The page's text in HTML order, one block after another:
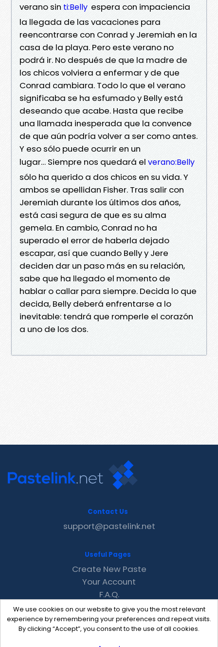
verano sin ti:Belly espera con impaciencia
la llegada de las vacaciones para
reencontrarse con Conrad y Jeremiah en la
casa de la playa. Pero este verano no
podrá ir. No después de que la madre de
los chicos volviera a enfermar y de que
Conrad cambiara. Todo lo que el verano
significaba se ha esfumado y Belly está
deseando que acabe. Hasta que recibe
una llamada inesperada que la convence
de que aún podría volver a ser como antes.
Y eso sólo puede ocurrir en un
lugar… Siempre nos quedará el verano:Belly
sólo ha querido a dos chicos en su vida. Y
ambos se apellidan Fisher. Tras salir con
Jeremiah durante los últimos dos años,
está casi segura de que es su alma
gemela. En cambio, Conrad no ha
superado el error de haberla dejado
escapar, así que cuando Belly y Jere
deciden dar un paso más en su relación,
sabe que ha llegado el momento de
hablar o callar para siempre. Decida lo que
decida, Belly deberá enfrentarse a lo
inevitable: tendrá que romperle el corazón
a uno de los dos.
We use cookies on our website to give you the most relevant
experience by remembering your preferences and repeat visits.
By clicking “Accept”, you consent to the use of all cookies.
Contact Us
support@pastelink.net
Useful Pages
Create New Paste
Your Account
F.A.Q.
Recent
Contact